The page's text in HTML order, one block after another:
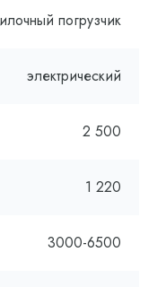
погрузчик
электрический
2 500
1 220
3000-6500